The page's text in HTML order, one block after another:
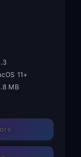
11+
MB